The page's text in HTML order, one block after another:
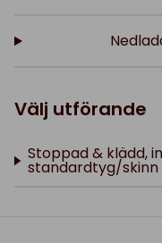
Välj utförande
Stoppad & klädd,
standardtyg/skinn